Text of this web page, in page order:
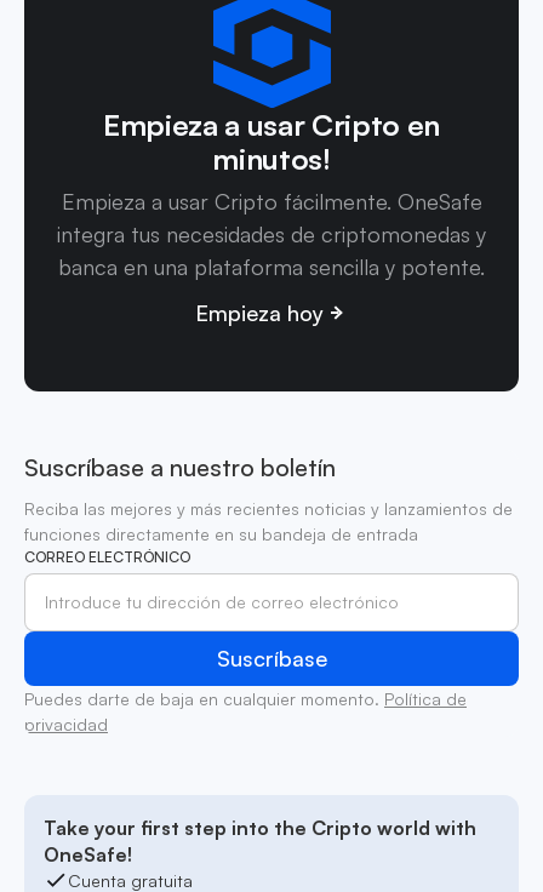
Empieza a usar Cripto en
minutos!
Empieza a usar Cripto fácilmente. OneSafe
integra tus necesidades de criptomonedas y
banca en una plataforma sencilla y potente.
Empieza hoy
Suscríbase a nuestro boletín
Reciba las mejores y más recientes noticias y lanzamientos de
funciones directamente en su bandeja de entrada
CORREO ELECTRÓNICO
Puedes darte de baja en cualquier momento. Política de
privacidad
Take your first step into the Cripto world with
OneSafe!
Cuenta gratuita